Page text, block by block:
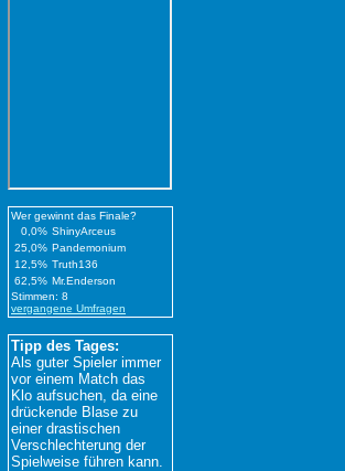
Wer gewinnt das Finale?
0,0% ShinyArceus
25,0% Pandemonium
12,5% Truth136
62,5% Mr.Enderson
Stimmen: 8
vergangene Umfragen
Tipp des Tages:
Als guter Spieler immer
vor einem Match das
Klo aufsuchen, da eine
drückende Blase zu
einer drastischen
Verschlechterung der
Spielweise führen kann.